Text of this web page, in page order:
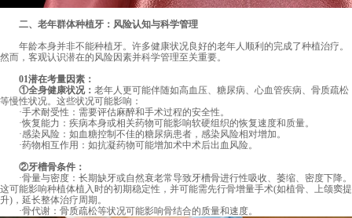
二、老年群体种植牙：风险认知与科学管理
年龄本身并非不能种植牙。许多健康状况良好的老年人顺利的完成了种植治疗。
然而，客观认识潜在的风险因素并科学管理至关重要。
01潜在考量因素：
①全身健康状况： 老年人更可能伴随如高血压、糖尿病、心血管疾病、骨质疏松
等慢性状况。这些状况可能影响：
·手术耐受性：需要评估麻醉和手术过程的安全性。
·恢复能力：疾病本身或相关药物可能影响软硬组织的恢复速度和质量。
·感染风险：如血糖控制不佳的糖尿病患者，感染风险相对增加。
·药物相互作用：如抗凝药物可能增加术中术后出血风险。
②牙槽骨条件：
·骨量与密度：长期缺牙或自然衰老常导致牙槽骨进行性吸收、萎缩、密度下降。
这可能影响种植体植入时的初期稳定性，并可能需先行骨增量手术(如植骨、上颌窦提
升)，延长整体治疗周期。
·骨代谢：骨质疏松等状况可能影响骨结合的质量和速度。